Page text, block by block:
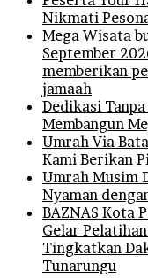
Nikmati
Mega Wisata
September
memberikan
jamaah
Dedikasi
Membangun
Umrah Via
Kami Berikan
Umrah Musim
Nyaman
BAZNAS Kota
Gelar
Tingkatkan
Tunarungu